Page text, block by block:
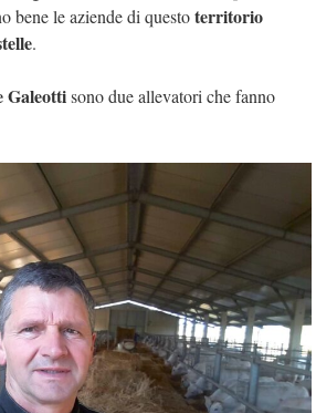
bene le aziende di questoterritorio
.
Galeottisono due allevatori che fanno